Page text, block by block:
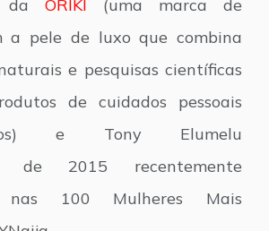
da ORÍKÌ (uma marca de
a pele de luxo que combina
e pesquisas científicas
de cuidados pessoais
e Tony Elumelu
de 2015 recentemente
nas 100 Mulheres Mais